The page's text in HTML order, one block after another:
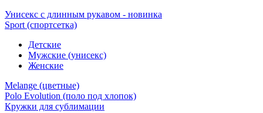
Унисекс с длинным рукавом - новинка
Sport (спортсетка)
Детские
Мужские (унисекс)
Женские
Melange (цветные)
Polo Evolution (поло под хлопок)
Кружки для сублимации